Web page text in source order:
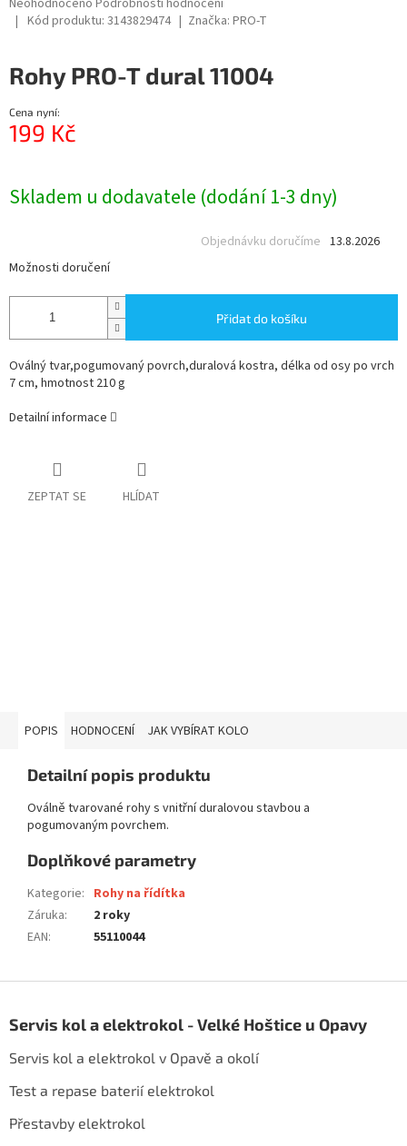
hodnocení
0,0
z
5
hvězdiček.
Neohodnoceno Podrobnosti hodnocení
Kód produktu: 3143829474 Značka:PRO-T
Rohy PRO-T dural 11004
Cena nyní:
199 Kč
Skladem u dodavatele (dodání 1-3 dny)
13.8.2026
Objednávku doručíme
Možnosti doručení
Přidat do košíku
Oválný tvar,pogumovaný povrch,duralová kostra, délka od osy po vrch
7 cm, hmotnost 210 g
Detailní informace
ZEPTAT SE HLÍDAT
POPIS HODNOCENÍ JAK VYBÍRAT KOLO
Detailní popis produktu
Oválně tvarované rohy s vnitřní duralovou stavbou a
pogumovaným povrchem.
Doplňkové parametry
Kategorie: Rohy na řídítka
Záruka:
2 roky
EAN: 55110044
pServis kol a elektrokol - Velké Hoštice u Opavy
Servis kol a elektrokol v Opavě a okolí
Test a repase baterií elektrokol
Přestavby elektrokol